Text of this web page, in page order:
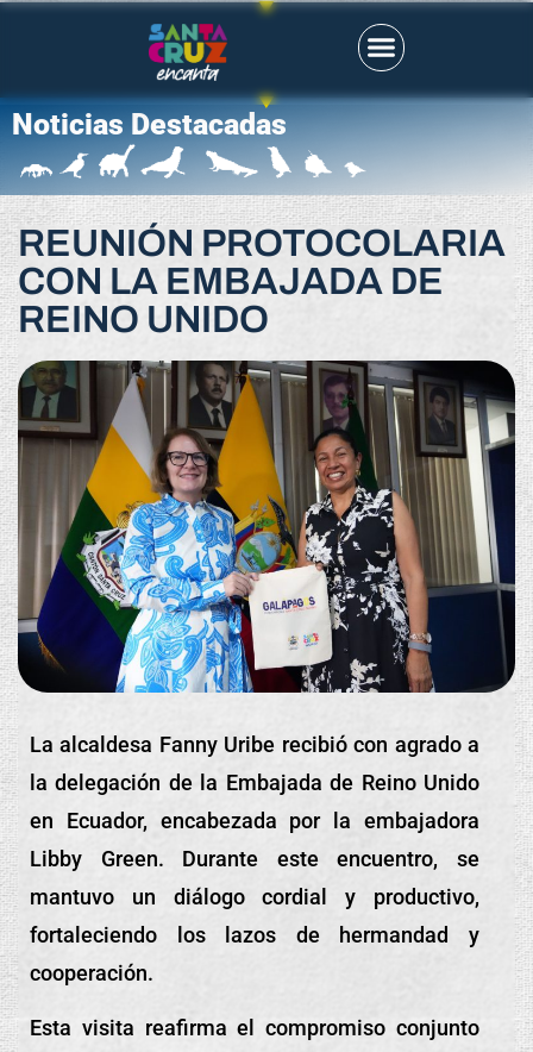
Noticias Destacadas
REUNIÓN PROTOCOLARIA
CON LA EMBAJADA DE
REINO UNIDO
Laalcaldesa Fanny Uribe recibió con agrado a
la delegación de la Embajada de Reino Unido
en Ecuador, encabezada por la embajadora
Libby Green. Durante este encuentro, se
mantuvo un diálogo cordial y productivo,
fortaleciendo los lazos de hermandad y
cooperación.
Esta visita reafirma el compromiso conjunto